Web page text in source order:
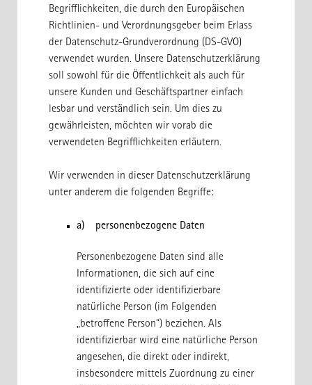
Begrifflichkeiten, die durch den Europäischen
Richtlinien- und Verordnungsgeber beim Erlass
der Datenschutz-Grundverordnung (DS-GVO)
verwendet wurden. Unsere Datenschutzerklärung
soll sowohl für die Öffentlichkeit als auch für
unsere Kunden und Geschäftspartner einfach
lesbar und verständlich sein. Um dies zu
gewährleisten, möchten wir vorab die
verwendeten Begrifflichkeiten erläutern.
Wir verwenden in dieser Datenschutzerklärung
unter anderem die folgenden Begriffe:
a) personenbezogene Daten
Personenbezogene Daten sind alle
Informationen, die sich auf eine
identifizierte oder identifizierbare
natürliche Person (im Folgenden
„betroffene Person“) beziehen. Als
identifizierbar wird eine natürliche Person
angesehen, die direkt oder indirekt,
insbesondere mittels Zuordnung zu einer